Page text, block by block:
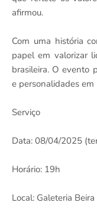
afirmou.
Com uma história
papel em valorizar
brasileira. O evento
e personalidades
Serviço
Data: 08/04/2025
Horário: 19h
Local: Galeteria